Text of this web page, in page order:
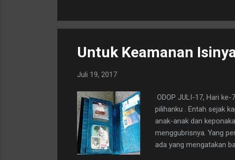
Untuk Keamanan
Juli 19, 2017
ODOP JULI-17, Hari
pilihanku . Entah sejak
anak-anak dan
menggubrisnya. Yang
ada yang mengatakan